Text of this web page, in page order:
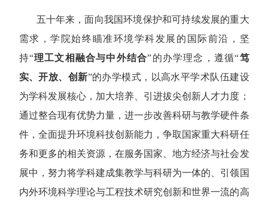
五十年来，面向我国环境保护和可持续发展的重大
需求，学院始终瞄准环境学科发展的国际前沿，坚
持“理工文相融合与中外结合”的办学理念，遵循“笃
实、开放、创新”的办学模式，以高水平学术队伍建设
为学科发展核心，加大培养、引进拔尖创新人才力度；
通过整合现有优势力量，进一步改善科研与教学硬件条
件，全面提升环境科技创新能力，争取国家重大科研任
务和更多的相关资源，在服务国家、地方经济与社会发
展中，努力将学科建成集教学与科研为一体的、引领国
内外环境科学理论与工程技术研究创新和世界一流的高